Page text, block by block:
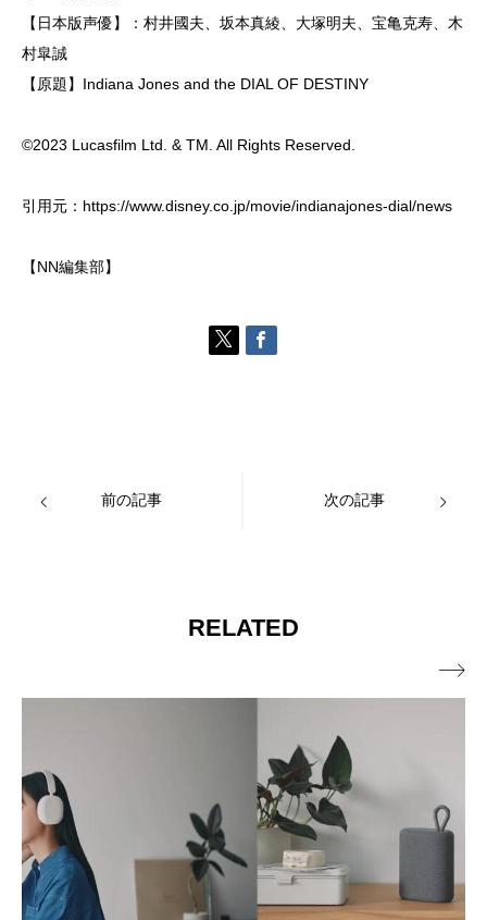
【日本版声優】：村井國夫、坂本真綾、大塚明夫、宝亀克寿、木
村皐誠
【原題】Indiana Jones and the DIAL OF DESTINY
©2023 Lucasfilm Ltd. & TM. All Rights Reserved.
引用元：https://www.disney.co.jp/movie/indianajones-dial/news
【NN編集部】
前の記事 次の記事
RELATED
